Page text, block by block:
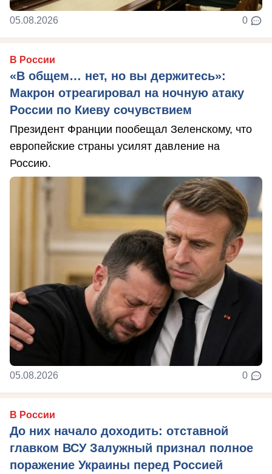
05.08.2026 0
В России
«В общем… нет, но вы держитесь»:
Макрон отреагировал на ночную атаку
России по Киеву сочувствием
Президент Франции пообещал Зеленскому, что
европейские страны усилят давление на
Россию.
05.08.2026 0
В России
До них начало доходить: отставной
главком ВСУ Залужный признал полное
поражение Украины перед Россией